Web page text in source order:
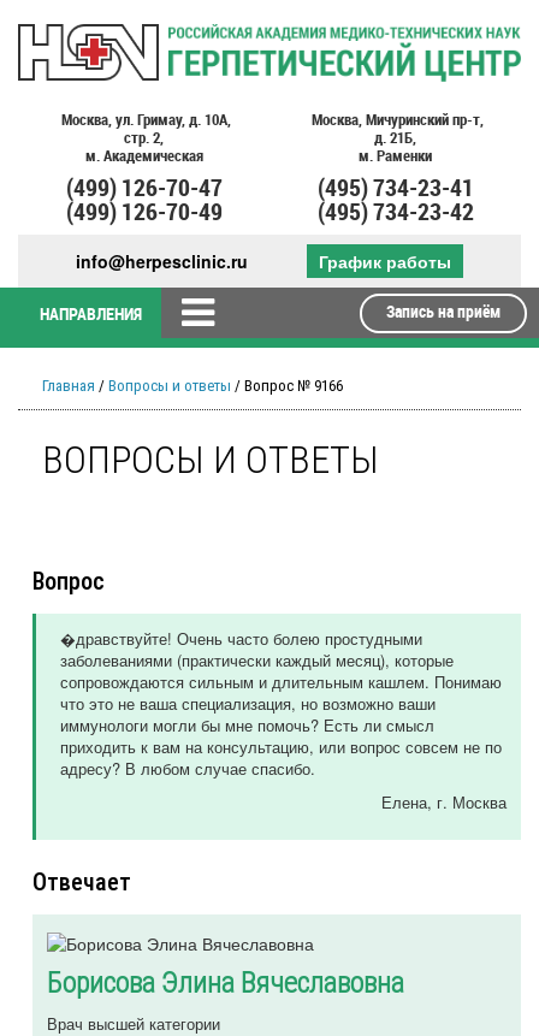
Москва, ул. Гримау, д. 10А,
стр. 2,
м. Академическая
(499)126-70-47
(499)126-70-49
Москва, Мичуринский пр-т,
д. 21Б,
м. Раменки
(495)734-23-41
(495)734-23-42
info@herpesclinic.ru График работы
НАПРАВЛЕНИЯ Запись на приём
Главная / Вопросы и ответы / Вопрос № 9166
ВОПРОСЫ И ОТВЕТЫ
Вопрос
�дравствуйте! Очень часто болею простудными
заболеваниями (практически каждый месяц), которые
сопровождаются сильным и длительным кашлем. Понимаю
что это не ваша специализация, но возможно ваши
иммунологи могли бы мне помочь? Есть ли смысл
приходить к вам на консультацию, или вопрос совсем не по
адресу? В любом случае спасибо.
Елена, г. Москва
Отвечает
Борисова Элина Вячеславовна
Врач высшей категории